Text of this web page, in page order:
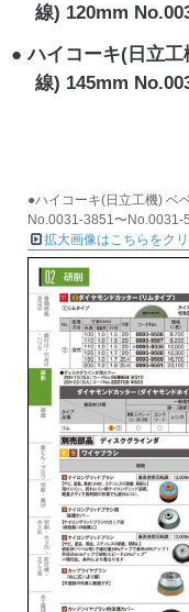
線) 120mm
ハイコーキ(日立
線) 145mm
●ハイコーキ(日立工機) ベ
No.0031-3851〜No.0031-
拡大画像はこちらをク